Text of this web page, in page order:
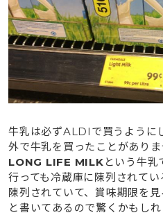
牛乳は必ずALDIで買うように
外で牛乳を買ったことがあり
LONG LIFE MILK という牛乳
行っても冷蔵庫に陳列されて
陳列されていて、賞味期限を
と書いてあるので驚くかもし